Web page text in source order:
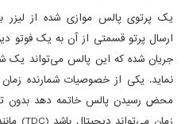
یک پرتوی پالس موازی شده از
ارسال پرتو قسمتی از آن به یک فوتو
جریان شده که این پالس می‌تواند یک
نماید. یکی از خصوصیات شمارنده
محض رسیدن پالس خاتمه دهد بدون